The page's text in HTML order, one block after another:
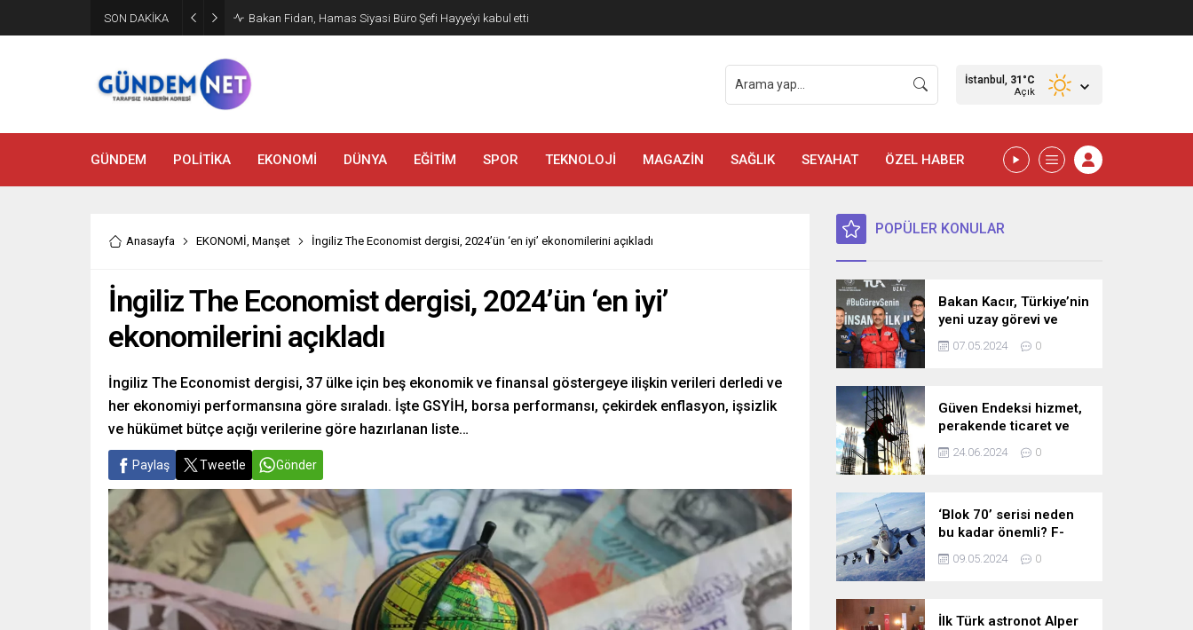
SON DAKİKA Bakan Fidan, Hamas Siyasi Büro Şefi Hayye’yi kabul etti
İstanbul, 31 °C
Açık
GÜNDEM POLİTİKA EKONOMİ DÜNYA EĞİTİM SPOR TEKNOLOJİ MAGAZİN SAĞLIK SEYAHAT ÖZEL HABER
Anasayfa EKONOMİ, Manşet İngiliz The Economist dergisi, 2024’ün ‘en iyi’ ekonomilerini açıkladı
İngiliz The Economist dergisi, 2024’ün ‘en iyi’
ekonomilerini açıkladı
İngiliz The Economist dergisi, 37 ülke için beş ekonomik ve finansal göstergeye ilişkin verileri derledi ve
her ekonomiyi performansına göre sıraladı. İşte GSYİH, borsa performansı, çekirdek enflasyon, işsizlik
ve hükümet bütçe açığı verilerine göre hazırlanan liste…
Paylaş Tweetle Gönder
POPÜLER KONULAR
Bakan Kacır, Türkiye’nin
yeni uzay görevi ve
bilim misyonunu
açıkladı! İşte detaylar…
07.05.2024 0
Güven Endeksi hizmet,
perakende ticaret ve
inşaat sektörlerinde
düştü
24.06.2024 0
‘Blok 70’ serisi neden
bu kadar önemli? F-
16’larla ilgili merak
edilenleri anlattı!
09.05.2024 0
İlk Türk astronot Alper